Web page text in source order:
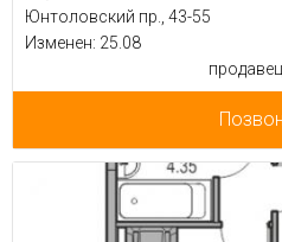
Юнтоловский пр., 43-55
Изменен: 25.08